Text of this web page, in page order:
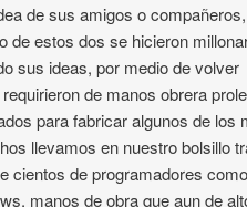
de sus amigos o
de estos dos se hicieron
sus ideas, por medio de volver
de manos obrera
para fabricar algunos de los
llevamos en nuestro bolsillo
cientos de programadores
manos de obra que aun de